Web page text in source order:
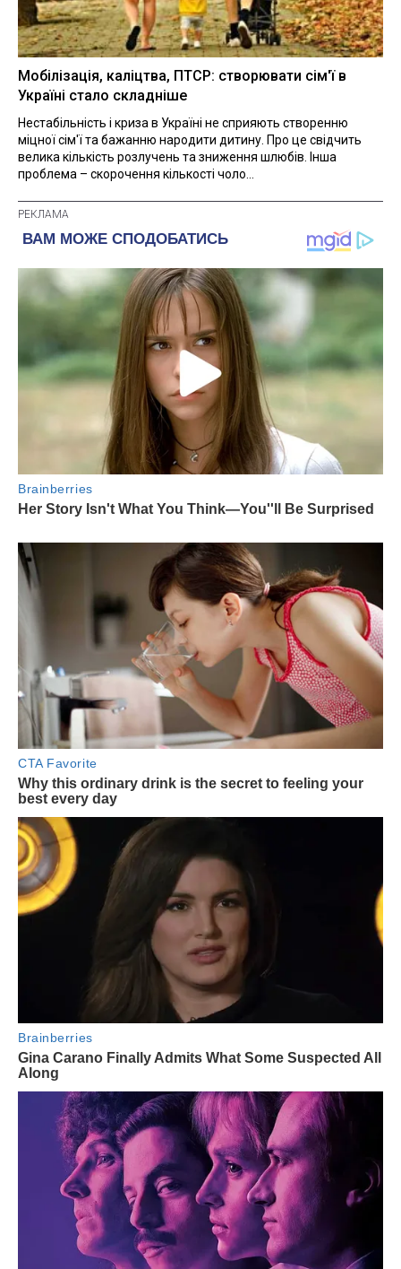
Мобілізація, каліцтва, ПТСР: створювати сім'ї в
Україні стало складніше
Нестабільність і криза в Україні не сприяють створенню
міцної сім'ї та бажанню народити дитину. Про це свідчить
велика кількість розлучень та зниження шлюбів. Інша
проблема – скорочення кількості чоло...